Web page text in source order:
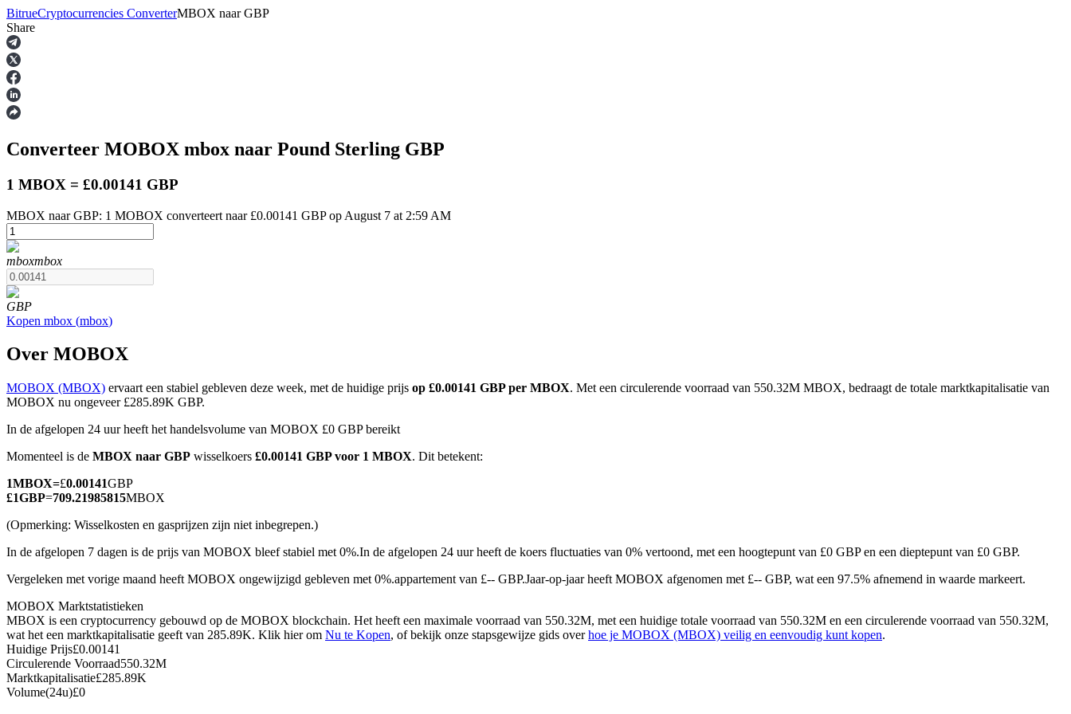
Termijncontracten
USDT-futures
Futures met USDT als onderpand
COIN-M-futures
Cryptocurrency-futures
BitrueCryptocurrencies ConverterMBOX naar GBP
Share
Converteer MOBOX mbox naar Pound Sterling GBP
1 MBOX = £0.00141 GBP
MBOX naar GBP: 1 MOBOX converteert naar £0.00141 GBP op August 7 at 2:59 AM
mboxmbox
GBP
Kopen mbox (mbox)
Over MOBOX
MOBOX (MBOX) ervaart een stabiel gebleven deze week, met de huidige prijs op £0.00141 GBP per MBOX. Met een circulerende voorraad van 550.32M MBOX, bedraagt de totale marktkapitalisatie van
MOBOX nu ongeveer £285.89K GBP.
In de afgelopen 24 uur heeft het handelsvolume van MOBOX £0 GBP bereikt
Momenteel is de MBOX naar GBP wisselkoers £0.00141 GBP voor 1 MBOX. Dit betekent:
1MBOX=£0.00141GBP
£1GBP=709.21985815MBOX
(Opmerking: Wisselkosten en gasprijzen zijn niet inbegrepen.)
In de afgelopen 7 dagen is de prijs van MOBOX bleef stabiel met 0%.In de afgelopen 24 uur heeft de koers fluctuaties van 0% vertoond, met een hoogtepunt van £0 GBP en een dieptepunt van £0 GBP.
Vergeleken met vorige maand heeft MOBOX ongewijzigd gebleven met 0%.appartement van £-- GBP.Jaar-op-jaar heeft MOBOX afgenomen met £-- GBP, wat een 97.5% afnemend in waarde markeert.
MOBOX Marktstatistieken
MBOX is een cryptocurrency gebouwd op de MOBOX blockchain. Het heeft een maximale voorraad van 550.32M, met een huidige totale voorraad van 550.32M en een circulerende voorraad van 550.32M,
wat het een marktkapitalisatie geeft van 285.89K. Klik hier om Nu te Kopen, of bekijk onze stapsgewijze gids overhoe je MOBOX (MBOX) veilig en eenvoudig kunt kopen.
Huidige Prijs£0.00141
Circulerende Voorraad550.32M
Marktkapitalisatie£285.89K
Volume(24u)£0